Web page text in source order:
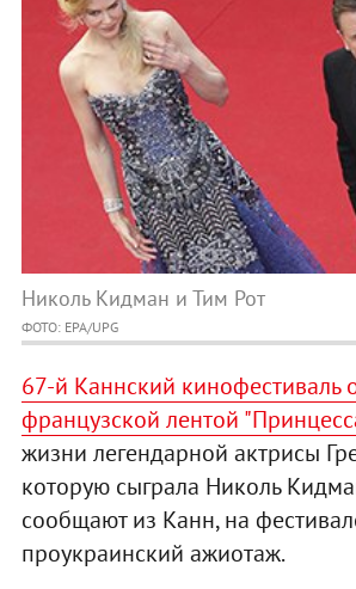
Николь Кидман и Тим Рот
ФОТО: EPA/UPG
67-й Каннский кинофестиваль
французской лентой
жизни легендарной актрисы
которую сыграла Николь
сообщают из Канн, на
проукраинский ажиотаж.